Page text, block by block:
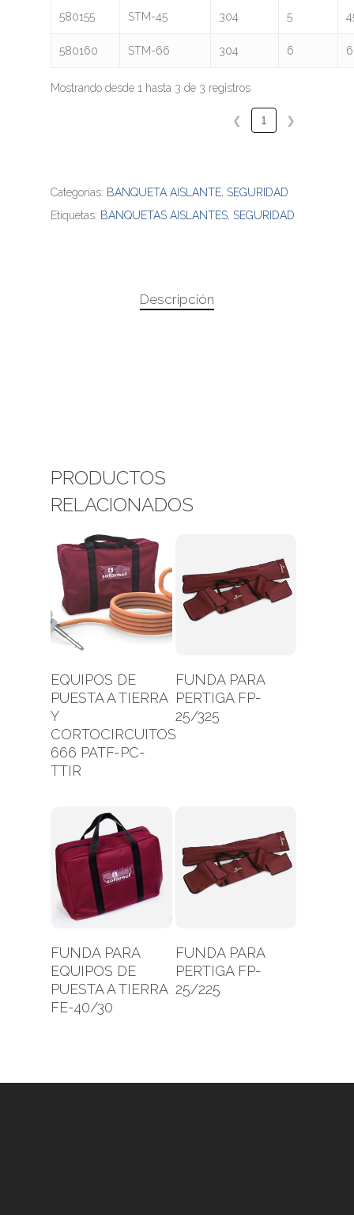
580155 STM-45 304 5
580160 STM-66 304 6
Mostrando desde 1 hasta 3 de 3 registros
❮ 1 ❯
Categorías: BANQUETA AISLANTE SEGURIDAD
Etiquetas: BANQUETAS AISLANTES SEGURIDAD
Descripción
PRODUCTOS
RELACIONADOS
Leer Más
EQUIPOS DE
PUESTA A TIERRA
Y
CORTOCIRCUITOS
666 PATF-PC-
TTIR
Leer Más
FUNDA PARA
PERTIGA FP-
25/325
Leer Más
FUNDA PARA
EQUIPOS DE
PUESTA A TIERRA
FE-40/30
Leer Más
FUNDA PARA
PERTIGA FP-
25/225